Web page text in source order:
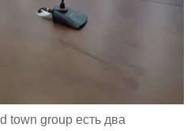
town group есть два